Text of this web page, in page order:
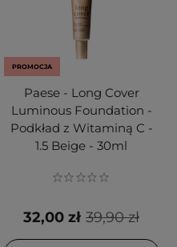
PROMOCJA
Paese - Long Cover
Luminous Foundation -
Podkład z Witaminą C -
1.5 Beige - 30ml
39,90 zł
32,00 zł